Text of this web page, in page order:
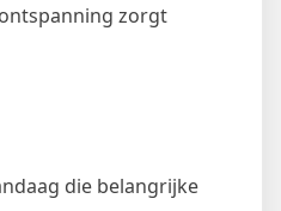
zorgt
die belangrijke